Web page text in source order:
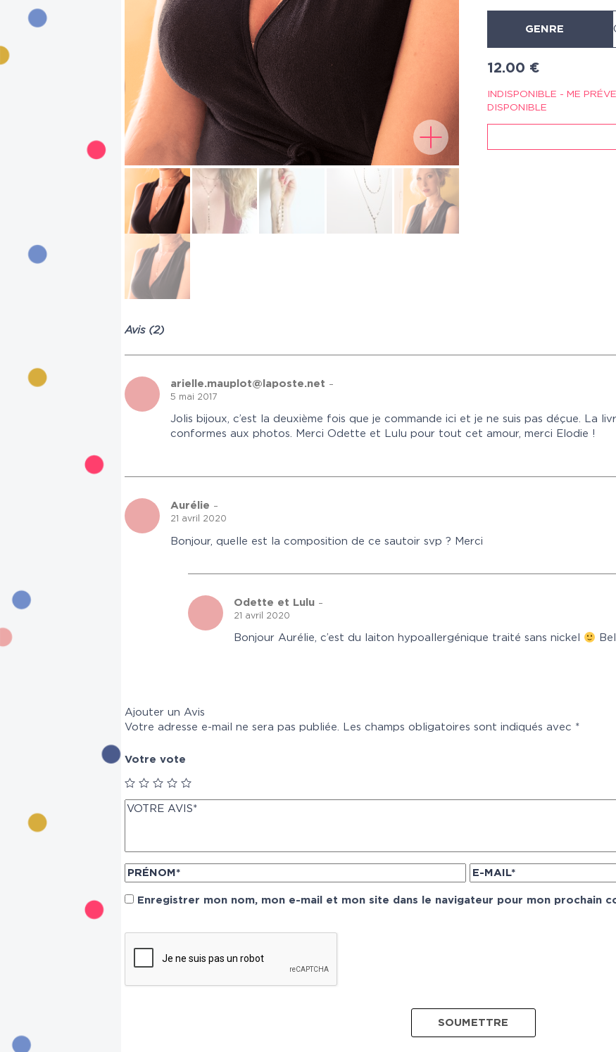
GENRE
12.00 €
INDISPONIBLE - ME
DISPONIBLE
Avis (2)
arielle.mauplot@laposte.net –
5 mai 2017
Jolis bijoux, c’est la deuxième fois que je commande ici et je ne suis pas déçue. La
conformes aux photos. Merci Odette et Lulu pour tout cet amour, merci Elodie !
Aurélie –
21 avril 2020
Bonjour, quelle est la composition de ce sautoir svp ? Merci
Odette et Lulu –
21 avril 2020
Bonjour Aurélie, c’est du laiton hypoallergénique traité sans nickel
Ajouter un Avis
Votre adresse e-mail ne sera pas publiée. Les champs obligatoires sont indiqués avec *
Votre vote
Enregistrer mon nom, mon e-mail et mon site dans le navigateur pour mon prochain